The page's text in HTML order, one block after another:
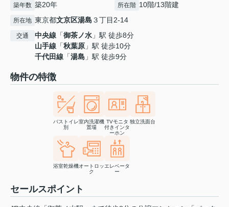
築年数 築20年 所在階 10階/13階建
所在地 東京都文京区湯島 ３丁目2-14
交通 中央線 「御茶ノ水 」駅 徒歩8分
山手線 「秋葉原 」駅 徒歩10分
千代田線 「湯島 」駅 徒歩9分
物件の特徴
バストイレ
別
室内洗濯機
置場
TVモニタ
付きインタ
ーホン
独立洗面台
浴室乾燥機オートロッ
ク
エレベータ
ー
セールスポイント